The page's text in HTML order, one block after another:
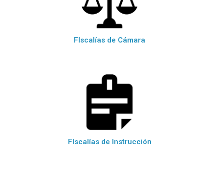
FIscalías de Cámara
FIscalías de Instrucción